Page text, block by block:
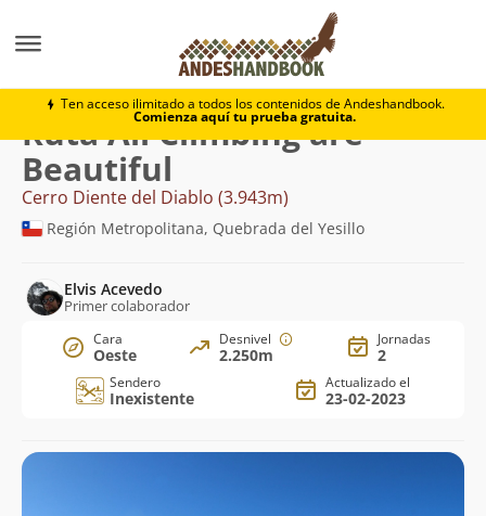
Ten acceso ilimitado a todos los contenidos de Andeshandbook.
Comienza aquí tu prueba gratuita.
Cerro Diente del Diablo
Ruta All Climbing are
Beautiful
Cerro Diente del Diablo (3.943m)
Región Metropolitana, Quebrada del Yesillo
Elvis Acevedo
Primer colaborador
Cara
Oeste
Desnivel
2.250m
Jornadas
2
Sendero
Inexistente
Actualizado el
23-02-2023